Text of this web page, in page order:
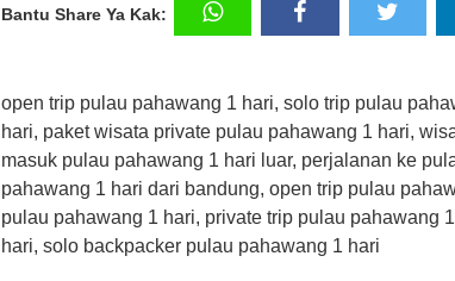
Bantu Share Ya Kak:
open trip pulau pahawang 1 hari, solo trip pulau
hari, paket wisata private pulau pahawang 1 hari,
masuk pulau pahawang 1 hari luar, perjalanan ke
pahawang 1 hari dari bandung, open trip pulau
pulau pahawang 1 hari, private trip pulau pahawang
hari, solo backpacker pulau pahawang 1 hari